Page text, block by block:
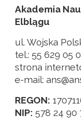
Akademia
Elblągu
ul. Wojska
tel.: 55 629 05
strona
e-mail:
REGON:
NIP: 578 24 90